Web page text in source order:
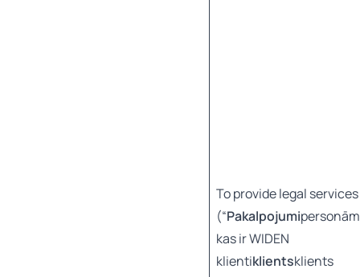
To provide legal services
(“Pakalpojumi
kas ir WIDEN
klientiklientsklients